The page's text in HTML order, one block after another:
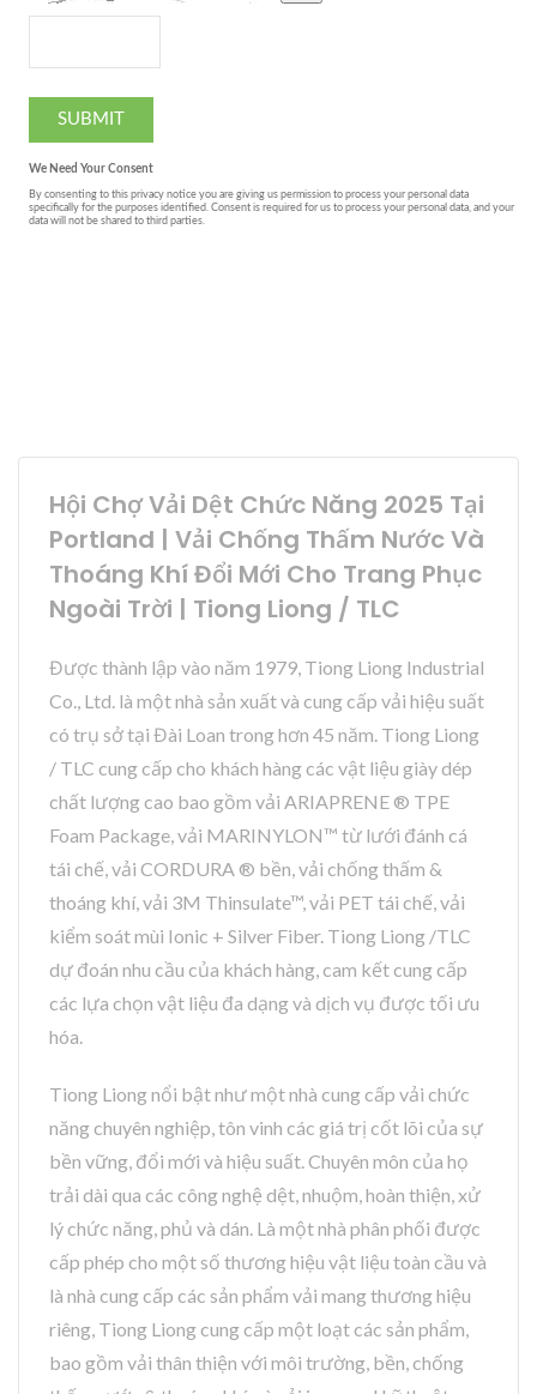
Hội Chợ Vải Dệt Chức Năng 2025 Tại
Portland | Vải Chống Thấm Nước Và
Thoáng Khí Đổi Mới Cho Trang Phục
Ngoài Trời | Tiong Liong / TLC
Được thành lập vào năm 1979, Tiong Liong Industrial
Co., Ltd. là một nhà sản xuất và cung cấp vải hiệu suất
có trụ sở tại Đài Loan trong hơn 45 năm. Tiong Liong
/ TLC cung cấp cho khách hàng các vật liệu giày dép
chất lượng cao bao gồm vải ARIAPRENE ® TPE
Foam Package, vải MARINYLON™ từ lưới đánh cá
tái chế, vải CORDURA ® bền, vải chống thấm &
thoáng khí, vải 3M Thinsulate™, vải PET tái chế, vải
kiểm soát mùi Ionic + Silver Fiber. Tiong Liong /TLC
dự đoán nhu cầu của khách hàng, cam kết cung cấp
các lựa chọn vật liệu đa dạng và dịch vụ được tối ưu
hóa.
Tiong Liong nổi bật như một nhà cung cấp vải chức
năng chuyên nghiệp, tôn vinh các giá trị cốt lõi của sự
bền vững, đổi mới và hiệu suất. Chuyên môn của họ
trải dài qua các công nghệ dệt, nhuộm, hoàn thiện, xử
lý chức năng, phủ và dán. Là một nhà phân phối được
cấp phép cho một số thương hiệu vật liệu toàn cầu và
là nhà cung cấp các sản phẩm vải mang thương hiệu
riêng, Tiong Liong cung cấp một loạt các sản phẩm,
bao gồm vải thân thiện với môi trường, bền, chống